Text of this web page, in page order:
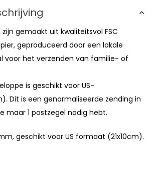
gemaakt uit kwaliteitsvol FSC
geproduceerd door een lokale
voor het verzenden van familie- of
is geschikt voor US-
Dit is een genormaliseerde zending in
maar 1 postzegel nodig hebt.
geschikt voor US formaat (21x10cm).